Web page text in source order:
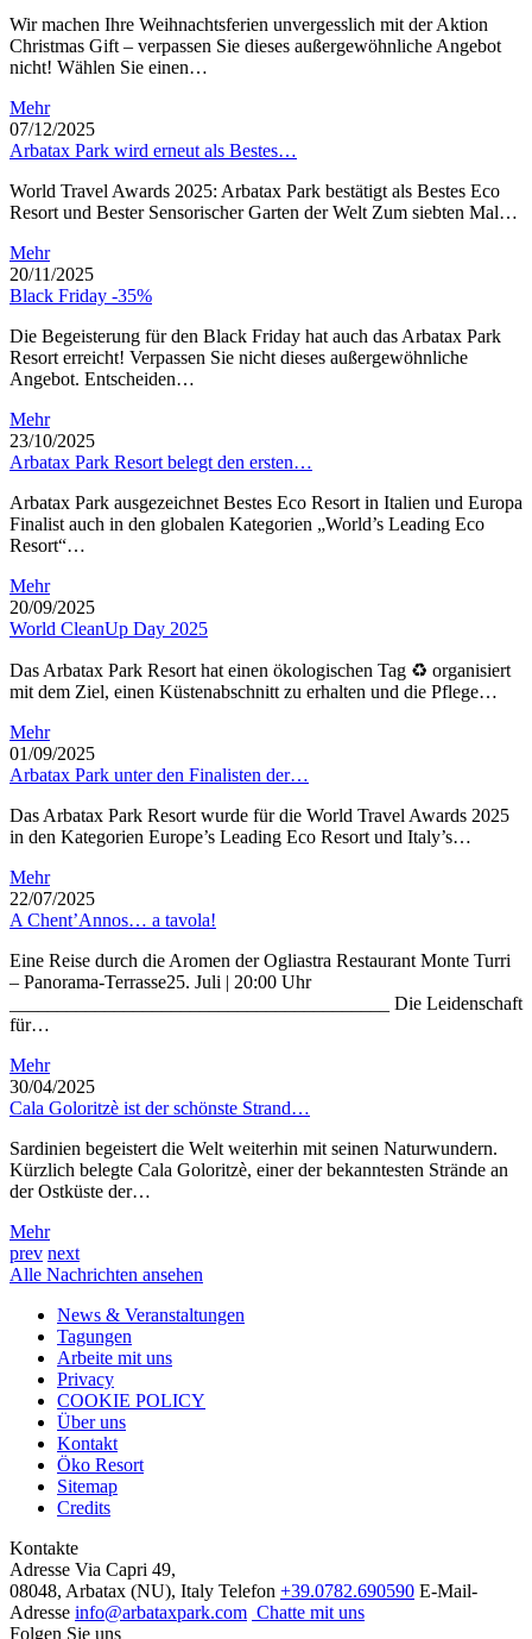
Wir machen Ihre Weihnachtsferien unvergesslich mit der Aktion
Christmas Gift – verpassen Sie dieses außergewöhnliche Angebot
nicht! Wählen Sie einen…
Mehr
07/12/2025
Arbatax Park wird erneut als Bestes…
World Travel Awards 2025: Arbatax Park bestätigt als Bestes Eco
Resort und Bester Sensorischer Garten der Welt Zum siebten Mal…
Mehr
20/11/2025
Black Friday -35%
Die Begeisterung für den Black Friday hat auch das Arbatax Park
Resort erreicht! Verpassen Sie nicht dieses außergewöhnliche
Angebot. Entscheiden…
Mehr
23/10/2025
Arbatax Park Resort belegt den ersten…
Arbatax Park ausgezeichnet Bestes Eco Resort in Italien und Europa
Finalist auch in den globalen Kategorien „World’s Leading Eco
Resort“…
Mehr
20/09/2025
World CleanUp Day 2025
Das Arbatax Park Resort hat einen ökologischen Tag ♻ organisiert
mit dem Ziel, einen Küstenabschnitt zu erhalten und die Pflege…
Mehr
01/09/2025
Arbatax Park unter den Finalisten der…
Das Arbatax Park Resort wurde für die World Travel Awards 2025
in den Kategorien Europe’s Leading Eco Resort und Italy’s…
Mehr
22/07/2025
A Chent’Annos… a tavola!
Eine Reise durch die Aromen der Ogliastra Restaurant Monte Turri
– Panorama-Terrasse25. Juli | 20:00 Uhr
________________________________________ Die Leidenschaft
für…
Mehr
30/04/2025
Cala Goloritzè ist der schönste Strand…
Sardinien begeistert die Welt weiterhin mit seinen Naturwundern.
Kürzlich belegte Cala Goloritzè, einer der bekanntesten Strände an
der Ostküste der…
Mehr
prev next
Alle Nachrichten ansehen
News & Veranstaltungen
Tagungen
Arbeite mit uns
Privacy
COOKIE POLICY
Über uns
Kontakt
Öko Resort
Sitemap
Credits
Kontakte
Adresse Via Capri 49,
08048, Arbatax (NU), Italy Telefon +39.0782.690590 E-Mail-
Adresse info@arbataxpark.com Chatte mit uns
Folgen Sie uns